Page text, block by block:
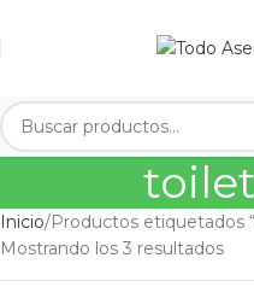
Inicio Productos etiquetados
Mostrando los 3 resultados